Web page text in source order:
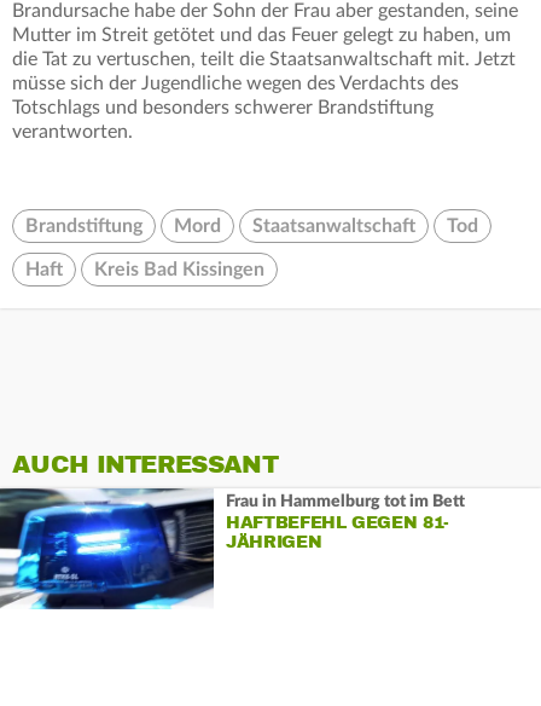
Brandursache habe der Sohn der Frau aber gestanden, seine
Mutter im Streit getötet und das Feuer gelegt zu haben, um
die Tat zu vertuschen, teilt die Staatsanwaltschaft mit. Jetzt
müsse sich der Jugendliche wegen des Verdachts des
Totschlags und besonders schwerer Brandstiftung
verantworten.
Brandstiftung Mord Staatsanwaltschaft Tod
Haft Kreis Bad Kissingen
AUCH INTERESSANT
Frau in Hammelburg tot im Bett
HAFTBEFEHL GEGEN 81-
JÄHRIGEN